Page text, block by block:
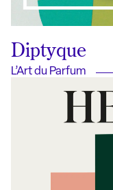
Diptyque
L’Art du Parfum